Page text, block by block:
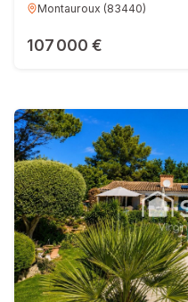
Montauroux (83440)
107 000 €